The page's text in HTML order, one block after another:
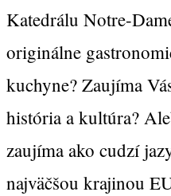
Katedrálu Notre-
originálne
kuchyne? Zaujíma
história a kultúra?
zaujíma ako cudzí
najväčšou krajinou